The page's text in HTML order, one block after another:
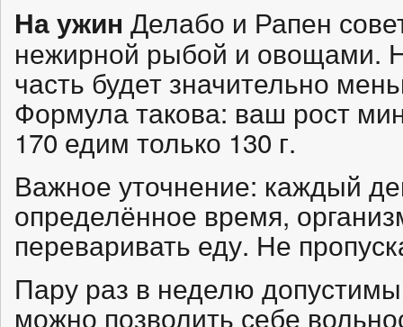
На ужин Делабо и Рапен
нежирной рыбой и овощами.
часть будет значительно
Формула такова: ваш рост
170 едим только 130 г.
Важное уточнение: каждый
определённое время,
переваривать еду. Не
Пару раз в неделю
можно позволить себе